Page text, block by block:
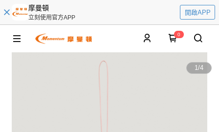
摩曼頓
立刻使用官方APP
開啟APP
0
1/4